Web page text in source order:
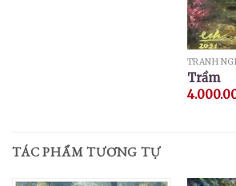
TRANH
Trầm
TÁC PHẨM TƯƠNG TỰ